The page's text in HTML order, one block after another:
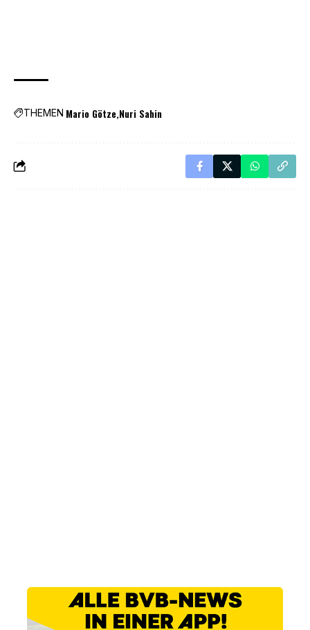
THEMEN Mario Götze Nuri Sahin